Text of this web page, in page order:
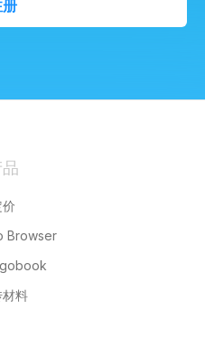
价
Browser
料